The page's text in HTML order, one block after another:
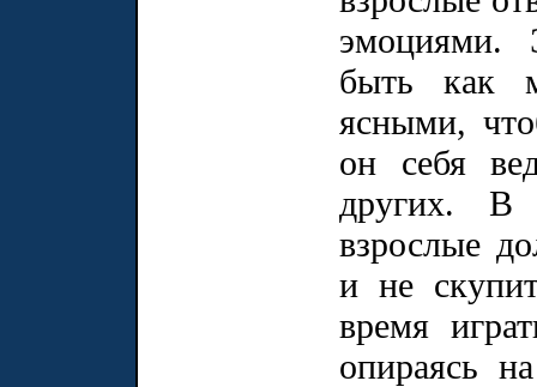
эмоциями.
быть как
ясными,
он себя
других. В
взрослые
и не
время
опираясь